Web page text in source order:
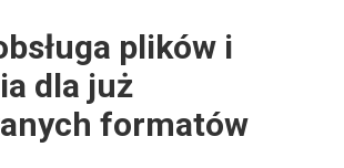
plików i
dla już
formatów